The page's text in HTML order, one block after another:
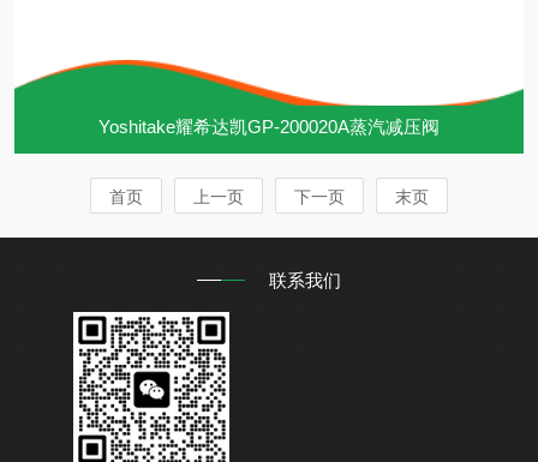
Yoshitake耀希达凯GP-200020A蒸汽减压阀
首页 上一页 下一页 末页
联系我们